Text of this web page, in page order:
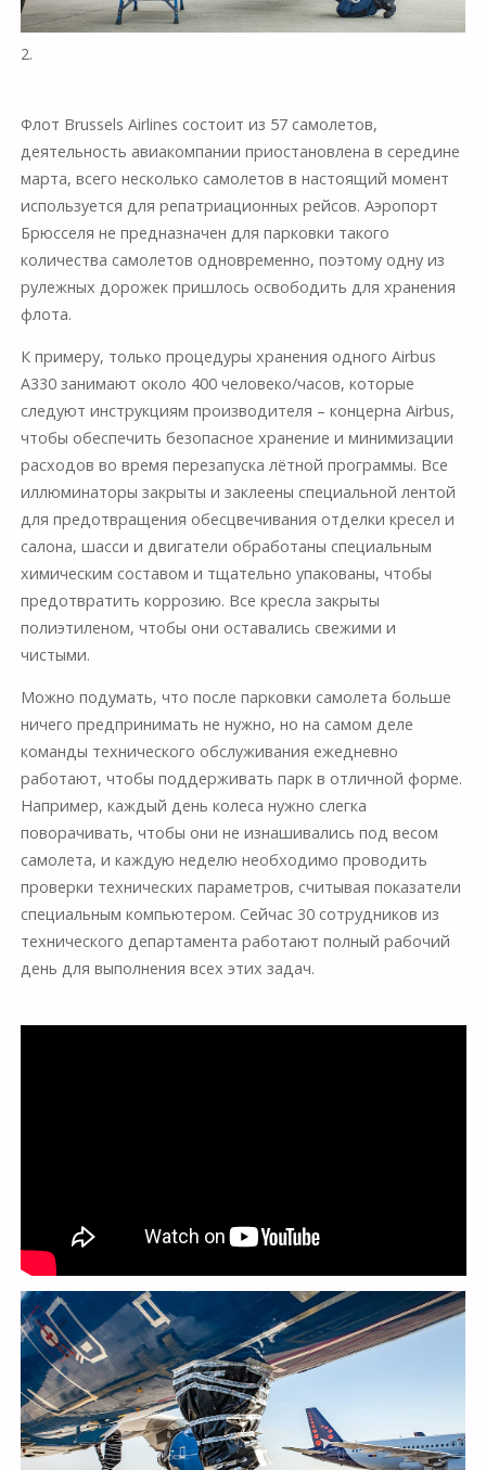
2.
Флот Brussels Airlines состоит из 57 самолетов,
деятельность авиакомпании приостановлена в середине
марта, всего несколько самолетов в настоящий момент
используется для репатриационных рейсов. Аэропорт
Брюсселя не предназначен для парковки такого
количества самолетов одновременно, поэтому одну из
рулежных дорожек пришлось освободить для хранения
флота.
К примеру, только процедуры хранения одного Airbus
A330 занимают около 400 человеко/часов, которые
следуют инструкциям производителя – концерна Airbus,
чтобы обеспечить безопасное хранение и минимизации
расходов во время перезапуска лётной программы. Все
иллюминаторы закрыты и заклеены специальной лентой
для предотвращения обесцвечивания отделки кресел и
салона, шасси и двигатели обработаны специальным
химическим составом и тщательно упакованы, чтобы
предотвратить коррозию. Все кресла закрыты
полиэтиленом, чтобы они оставались свежими и
чистыми.
Можно подумать, что после парковки самолета больше
ничего предпринимать не нужно, но на самом деле
команды технического обслуживания ежедневно
работают, чтобы поддерживать парк в отличной форме.
Например, каждый день колеса нужно слегка
поворачивать, чтобы они не изнашивались под весом
самолета, и каждую неделю необходимо проводить
проверки технических параметров, считывая показатели
специальным компьютером. Сейчас 30 сотрудников из
технического департамента работают полный рабочий
день для выполнения всех этих задач.